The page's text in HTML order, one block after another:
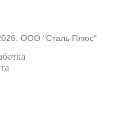
ООО "Сталь Плюс"